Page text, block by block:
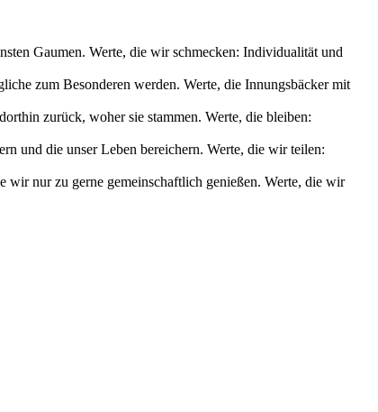
Gaumen. Werte, die wir schmecken: Individualität und
zum Besonderen werden. Werte, die Innungsbäcker mit
zurück, woher sie stammen. Werte, die bleiben:
und die unser Leben bereichern. Werte, die wir teilen:
nur zu gerne gemeinschaftlich genießen. Werte, die wir